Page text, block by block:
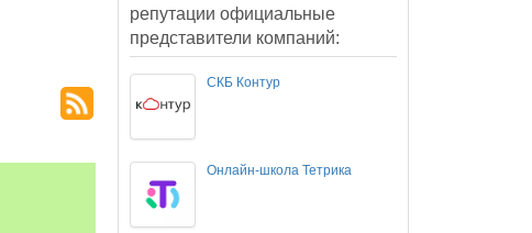
репутации официальные
представители компаний:
СКБ Контур
Онлайн-школа Тетрика